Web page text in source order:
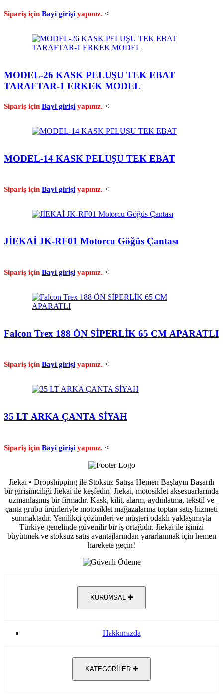
Sipariş için Bayi girişi yapınız. <
MODEL-26 KASK PELUŞU TEK EBAT
TARAFTAR-1 ERKEK MODEL
Sipariş için Bayi girişi yapınız. <
MODEL-14 KASK PELUŞU TEK EBAT
Sipariş için Bayi girişi yapınız. <
JİEKAİ JK-RF01 Motorcu Göğüs Çantası
Sipariş için Bayi girişi yapınız. <
Falcon Trex 188 ÖN SİPERLİK 65 CM APARATLI
Sipariş için Bayi girişi yapınız. <
35 LT ARKA ÇANTA SİYAH
Sipariş için Bayi girişi yapınız. <
Jiekai • Dropshipping ile Stoksuz Satışa Hemen Başlayın Başarılı
bir girişimciliği Jiekai ile keşfedin! Jiekai, motosiklet aksesuarlarında
uzmanlaşmış bir firmadır. Kask, kilit, alarm, aydınlatma, tekstil ve
çanta grubu ürünleriyle motosiklet mağazalarına toptan satış hizmeti
sunmaktadır. Yenilikçi çözümleri ve müşteri odaklı yaklaşımıyla
Türkiye genelinde güvenilir bir iş ortağıdır. Jiekai ile işinizi
büyütmek ve stoksuz satış avantajlarından yararlanmak için hemen
harekete geçin!
KURUMSAL
Hakkımızda
KATEGORİLER